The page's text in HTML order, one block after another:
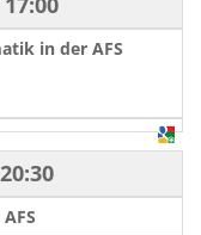
in der AFS
20:30